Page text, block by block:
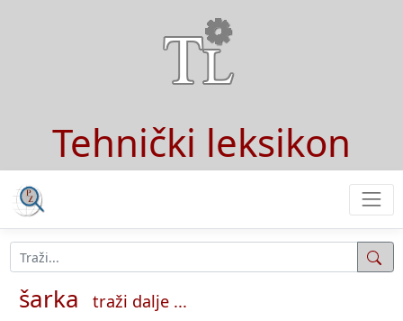
Tehnički leksikon
šarka traži dalje ...